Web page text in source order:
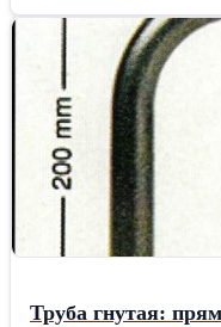
Труба гнутая: